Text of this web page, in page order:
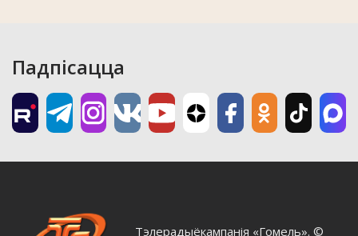
Падпісацца
Тэлерадыёкампанія «Гомель». ©